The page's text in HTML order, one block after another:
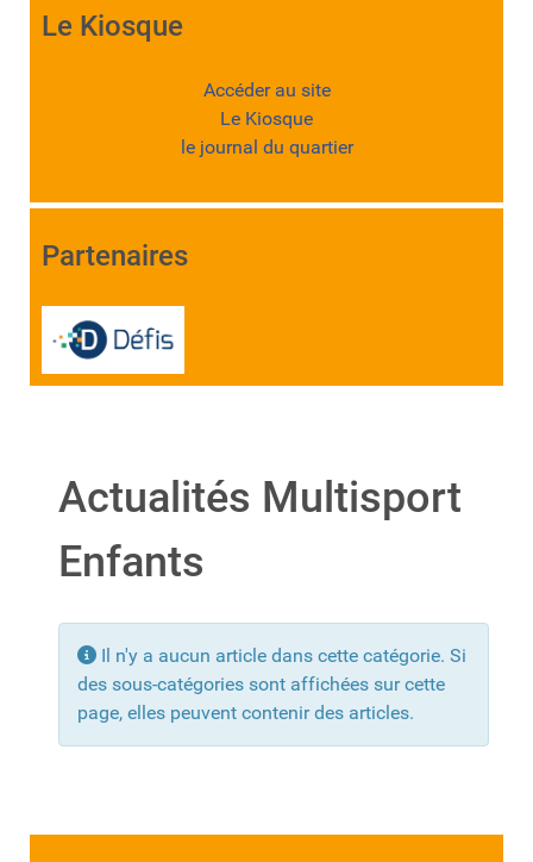
Le Kiosque
Accéder au site
Le Kiosque
le journal du quartier
Partenaires
Actualités Multisport
Enfants
Info
Il n'y a aucun article dans cette catégorie. Si
des sous-catégories sont affichées sur cette
page, elles peuvent contenir des articles.